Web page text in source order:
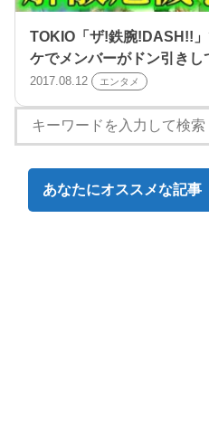
TOKIO「ザ!鉄腕!DASH!!
ケでメンバーがドン引きし
2017.08.12 エンタメ
あなたにオススメな記事